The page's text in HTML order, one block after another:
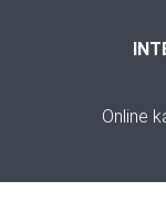
Online